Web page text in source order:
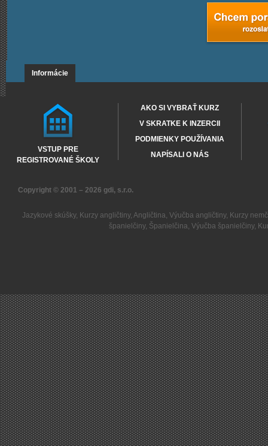
Informácie
VSTUP PRE
REGISTROVANÉ ŠKOLY
AKO SI VYBRAŤ KURZ
V SKRATKE K INZERCII
PODMIENKY POUŽÍVANIA
NAPÍSALI O NÁS
Copyright © 2001 – 2026 gdi, s.r.o.
Jazykové skúšky, Kurzy angličtiny, Angličtina, Výučba angličtiny, Kurzy
španielčiny, Španielčina, Výučba španielčiny,